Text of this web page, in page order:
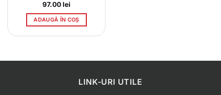
97.00lei
ADAUGĂ ÎN COȘ
LINK-URI UTILE